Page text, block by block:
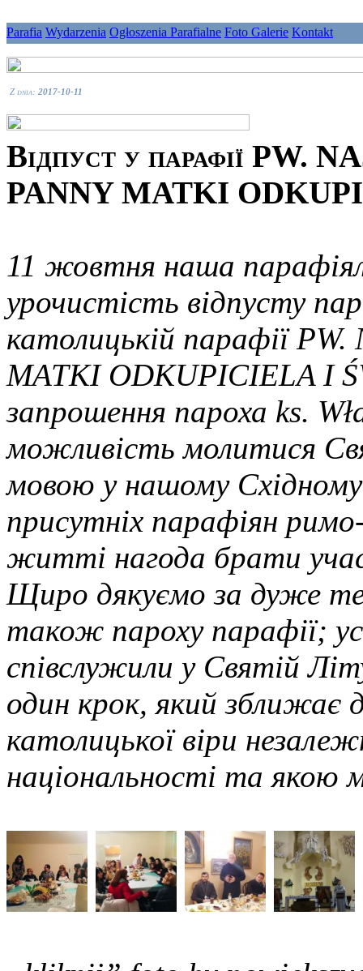
Parafia Wydarzenia Ogłoszenia Parafialne Foto Galerie Kontakt
Z dnia: 2017-10-11
Відпуст у парафії PW.
PANNY MATKI
11 жовтня наша
урочистість відпусту
католицькій парафії
MATKI ODKUPICIELA I
запрошення пароха ks.
можливість молитися
мовою у нашому
присутніх парафіян
житті нагода брати
Щиро дякуємо за дуже
також пароху парафії;
співслужили у Святій
один крок, який зближає
католицької віри
національності та якою